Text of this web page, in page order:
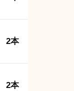
2本
2本